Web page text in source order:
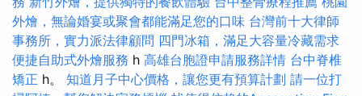
外燴，無論婚宴或聚會都能滿足您的口味 台灣前十大律師
事務所，實力派法律顧問 四門冰箱，滿足大容量冷藏需求
便捷自助式外燴服務 h 高雄台胞證申請服務詳情 台中脊椎
矯正 h。 知道月子中心價格，讓您更有預算計劃 請一位打